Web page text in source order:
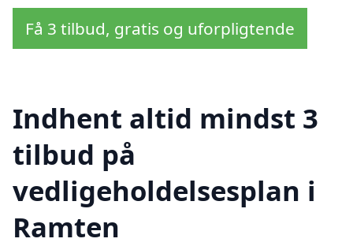
Få 3 tilbud, gratis og uforpligtende
Indhent altid mindst 3
tilbud på
vedligeholdelsesplan i
Ramten